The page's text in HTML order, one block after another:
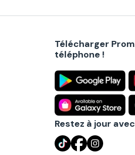
Télécharger
téléphone !
Restez à jour